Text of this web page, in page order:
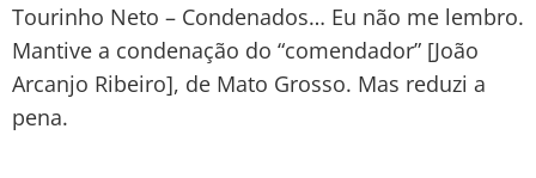
Tourinho Neto – Condenados… Eu não me lembro.
Mantive a condenação do “comendador” [João
Arcanjo Ribeiro], de Mato Grosso. Mas reduzi a
pena.